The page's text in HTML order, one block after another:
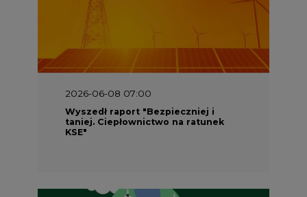
2026-06-08 07:00
Wyszedł raport "Bezpieczniej i
taniej. Ciepłownictwo na ratunek
KSE"